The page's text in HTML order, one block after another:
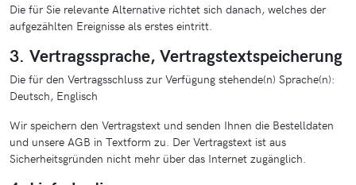
Die für Sie relevante Alternative richtet sich danach, welches der
aufgezählten Ereignisse als erstes eintritt.
3. Vertragssprache, Vertragstextspeicherung
Die für den Vertragsschluss zur Verfügung stehende(n) Sprache(n):
Deutsch, Englisch
Wir speichern den Vertragstext und senden Ihnen die Bestelldaten
und unsere AGB in Textform zu. Der Vertragstext ist aus
Sicherheitsgründen nicht mehr über das Internet zugänglich.